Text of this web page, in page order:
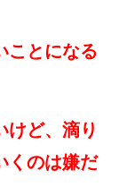
ことになる
けど、滴り
くのは嫌だ